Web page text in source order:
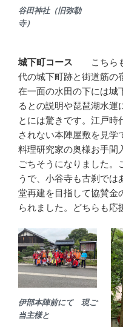
谷田神社（旧弥勒
寺）
城下町コース こちらも
代の城下町跡と街道筋の
在一面の水田の下には城
るとの説明や琵琶湖水運
とには驚きです。江戸時
されない本陣屋敷を見学
料理研究家の奥様お手間
ごちそうになりました。
うで、小谷寺も古刹では
堂再建を目指して協賛金
られました。どちらも
伊部本陣前にて
現ご
当主様と